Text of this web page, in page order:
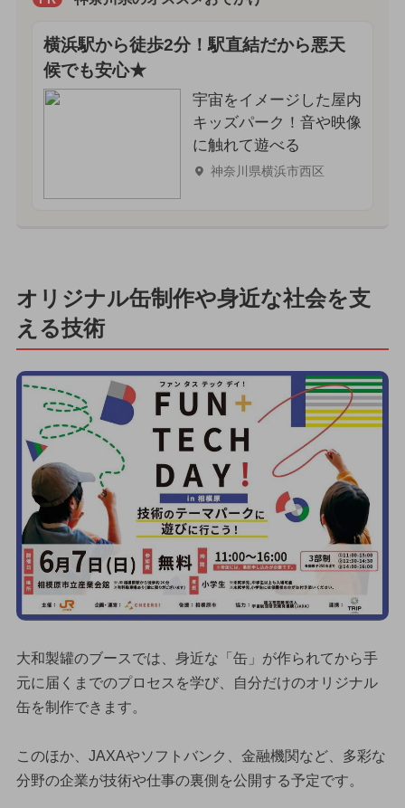
横浜駅から徒歩2分！駅直結だから悪天
候でも安心★
宇宙をイメージした屋内
キッズパーク！音や映像
に触れて遊べる
神奈川県横浜市西区
オリジナル缶制作や身近な社会を支
える技術
大和製罐のブースでは、身近な「缶」が作られてから手
元に届くまでのプロセスを学び、自分だけのオリジナル
缶を制作できます。
このほか、JAXAやソフトバンク、金融機関など、多彩な
分野の企業が技術や仕事の裏側を公開する予定です。